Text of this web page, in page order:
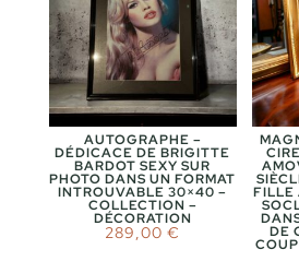
AUTOGRAPHE –
DÉDICACE DE BRIGITTE
BARDOT SEXY SUR
PHOTO DANS UN FORMAT
INTROUVABLE 30×40 –
COLLECTION –
DÉCORATION
289,00€
FILLE
DE